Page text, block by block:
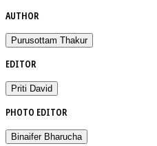
AUTHOR
Purusottam Thakur
EDITOR
Priti David
PHOTO EDITOR
Binaifer Bharucha